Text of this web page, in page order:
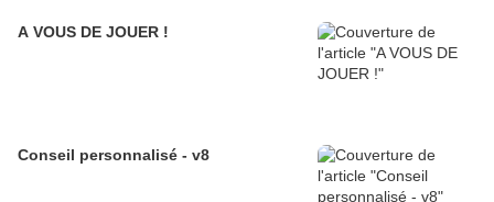
A VOUS DE JOUER !
Conseil personnalisé - v8